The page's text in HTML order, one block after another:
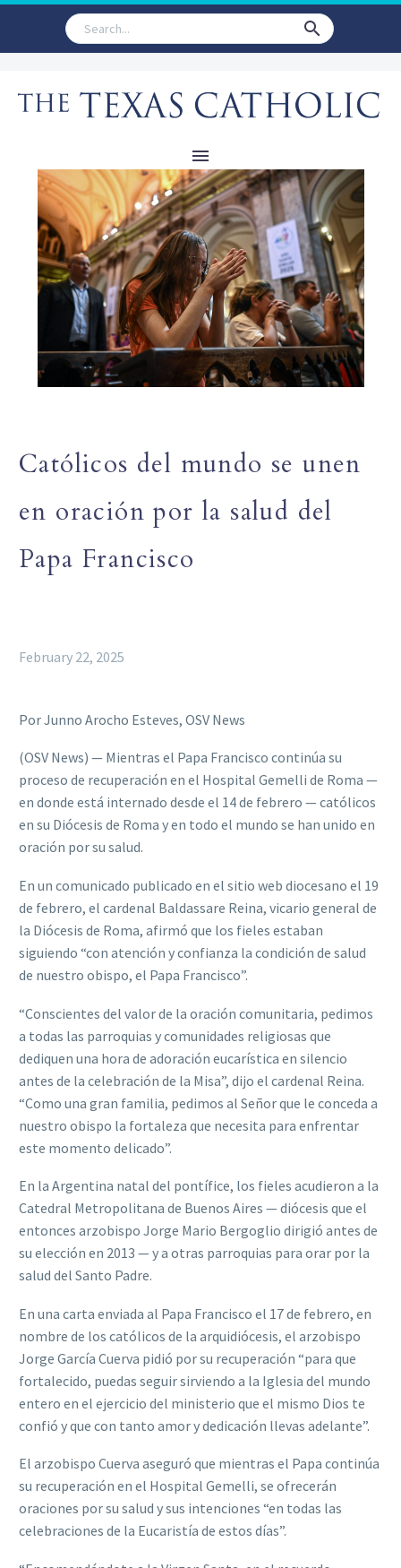
Católicos del mundo se unen
en oración por la salud del
Papa Francisco
February 22, 2025
Por Junno Arocho Esteves, OSV News
(OSV News) — Mientras el Papa Francisco continúa su
proceso de recuperación en el Hospital Gemelli de Roma —
en donde está internado desde el 14 de febrero — católicos
en su Diócesis de Roma y en todo el mundo se han unido en
oración por su salud.
En un comunicado publicado en el sitio web diocesano el 19
de febrero, el cardenal Baldassare Reina, vicario general de
la Diócesis de Roma, afirmó que los fieles estaban
siguiendo “con atención y confianza la condición de salud
de nuestro obispo, el Papa Francisco”.
“Conscientes del valor de la oración comunitaria, pedimos
a todas las parroquias y comunidades religiosas que
dediquen una hora de adoración eucarística en silencio
antes de la celebración de la Misa”, dijo el cardenal Reina.
“Como una gran familia, pedimos al Señor que le conceda a
nuestro obispo la fortaleza que necesita para enfrentar
este momento delicado”.
En la Argentina natal del pontífice, los fieles acudieron a la
Catedral Metropolitana de Buenos Aires — diócesis que el
entonces arzobispo Jorge Mario Bergoglio dirigió antes de
su elección en 2013 — y a otras parroquias para orar por la
salud del Santo Padre.
En una carta enviada al Papa Francisco el 17 de febrero, en
nombre de los católicos de la arquidiócesis, el arzobispo
Jorge García Cuerva pidió por su recuperación “para que
fortalecido, puedas seguir sirviendo a la Iglesia del mundo
entero en el ejercicio del ministerio que el mismo Dios te
confió y que con tanto amor y dedicación llevas adelante”.
El arzobispo Cuerva aseguró que mientras el Papa continúa
su recuperación en el Hospital Gemelli, se ofrecerán
oraciones por su salud y sus intenciones “en todas las
celebraciones de la Eucaristía de estos días”.